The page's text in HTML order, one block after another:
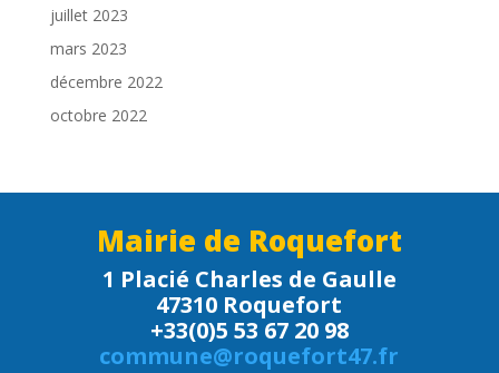
juillet 2023
mars 2023
décembre 2022
octobre 2022
Mairie de Roquefort
1 Placié Charles de Gaulle
47310 Roquefort
+33(0)5 53 67 20 98
commune@roquefort47.fr